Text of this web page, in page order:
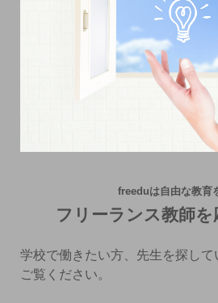
freeduは自由な教育
フリーランス教師
学校で働きたい方、先生を探して
ご覧ください。